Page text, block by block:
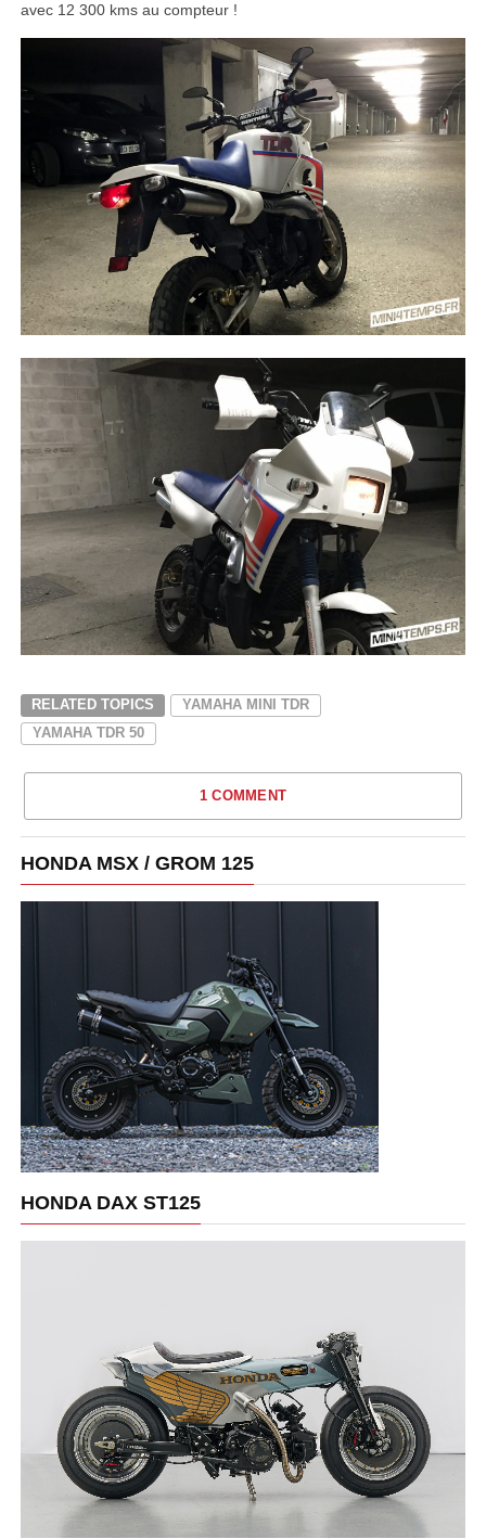
avec 12 300 kms au compteur !
RELATED TOPICS
YAMAHA MINI TDR
YAMAHA TDR 50
1 COMMENT
HONDA MSX / GROM 125
HONDA DAX ST125